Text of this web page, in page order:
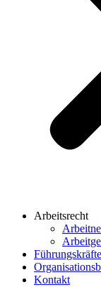
Arbeitsrecht
Führungskräfte
Kontakt